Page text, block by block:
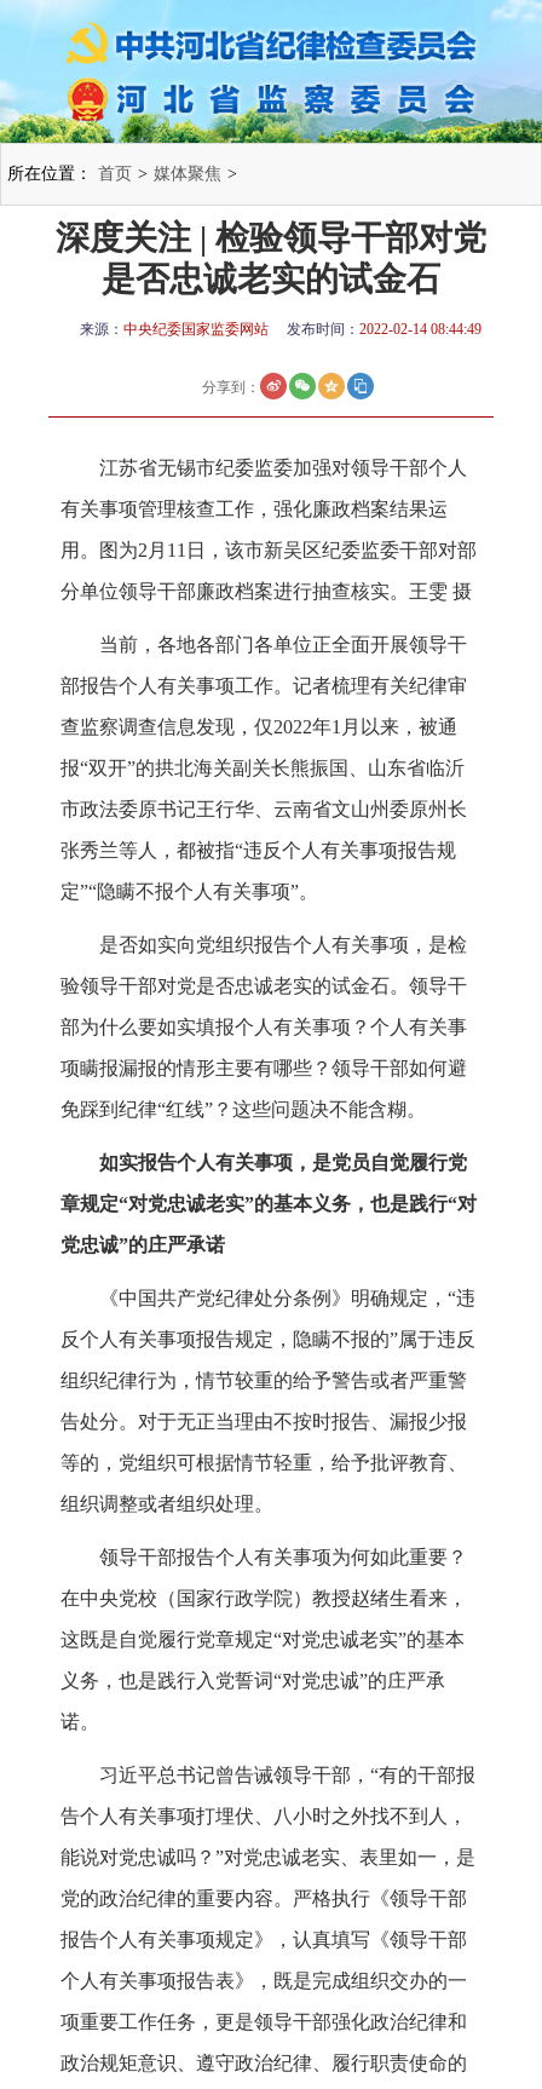
所在位置： 首页 > 媒体聚焦 >
深度关注 | 检验领导干部对党
是否忠诚老实的试金石
来源： 中央纪委国家监委网站 发布时间： 2022-02-14 08:44:49
分享到：
江苏省无锡市纪委监委加强对领导干部个人
有关事项管理核查工作，强化廉政档案结果运
用。图为2月11日，该市新吴区纪委监委干部对部
分单位领导干部廉政档案进行抽查核实。王雯 摄
当前，各地各部门各单位正全面开展领导干
部报告个人有关事项工作。记者梳理有关纪律审
查监察调查信息发现，仅2022年1月以来，被通
报“双开”的拱北海关副关长熊振国、山东省临沂
市政法委原书记王行华、云南省文山州委原州长
张秀兰等人，都被指“违反个人有关事项报告规
定”“隐瞒不报个人有关事项”。
是否如实向党组织报告个人有关事项，是检
验领导干部对党是否忠诚老实的试金石。领导干
部为什么要如实填报个人有关事项？个人有关事
项瞒报漏报的情形主要有哪些？领导干部如何避
免踩到纪律“红线”？这些问题决不能含糊。
如实报告个人有关事项，是党员自觉履行党
章规定“对党忠诚老实”的基本义务，也是践行“对
党忠诚”的庄严承诺
《中国共产党纪律处分条例》明确规定，“违
反个人有关事项报告规定，隐瞒不报的”属于违反
组织纪律行为，情节较重的给予警告或者严重警
告处分。对于无正当理由不按时报告、漏报少报
等的，党组织可根据情节轻重，给予批评教育、
组织调整或者组织处理。
领导干部报告个人有关事项为何如此重要？
在中央党校（国家行政学院）教授赵绪生看来，
这既是自觉履行党章规定“对党忠诚老实”的基本
义务，也是践行入党誓词“对党忠诚”的庄严承
诺。
习近平总书记曾告诫领导干部，“有的干部报
告个人有关事项打埋伏、八小时之外找不到人，
能说对党忠诚吗？”对党忠诚老实、表里如一，是
党的政治纪律的重要内容。严格执行《领导干部
报告个人有关事项规定》，认真填写《领导干部
个人有关事项报告表》，既是完成组织交办的一
项重要工作任务，更是领导干部强化政治纪律和
政治规矩意识、遵守政治纪律、履行职责使命的